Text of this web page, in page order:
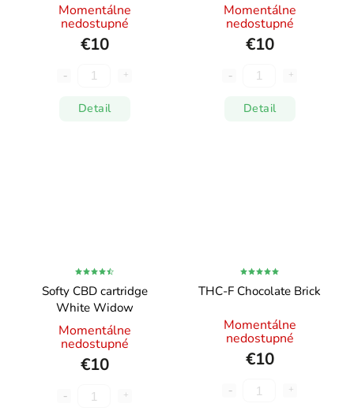
Momentálne
nedostupné
€10
Detail
Momentálne
nedostupné
€10
Detail
Softy CBD cartridge
White Widow
Momentálne
nedostupné
€10
THC-F Chocolate Brick
Momentálne
nedostupné
€10